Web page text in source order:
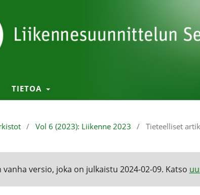
TIETOA
/ Vol 6 (2023): Liikenne 2023 / Tieteelliset
vanha versio, joka on julkaistu 2024-02-09. Katso